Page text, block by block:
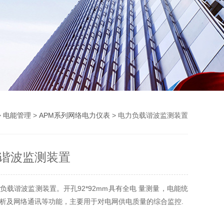
电能管理 > APM系列网络电力仪表 > 电力负载谐波监测装置
波监测装置
载谐波监测装置。开孔92*92mm具有全电 量测量，电能统
及网络通讯等功能，主要用于对电网供电质量的综合监控.